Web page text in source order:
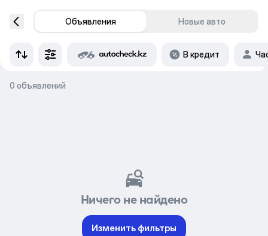
Объявления Новые авто
В кредит
0 объявлений
Ничего не найдено
Изменить фильтры